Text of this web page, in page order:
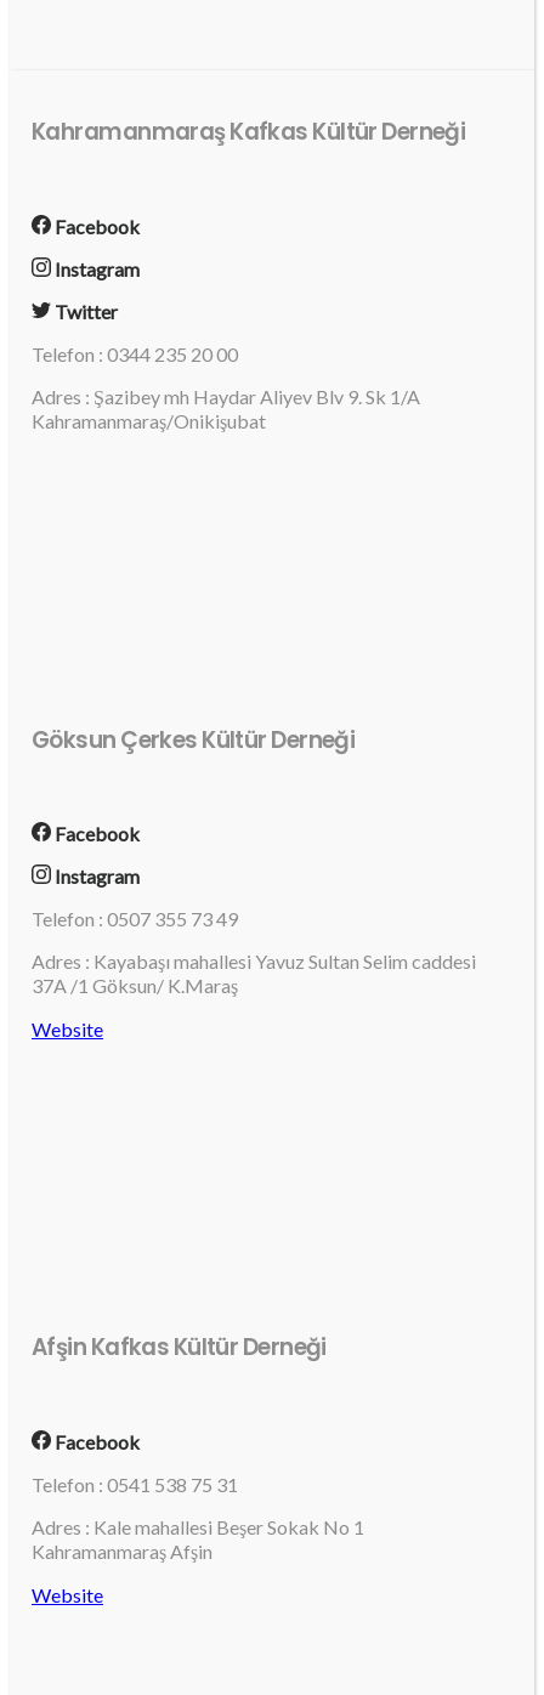
Kahramanmaraş Kafkas Kültür Derneği
Facebook
Instagram
Twitter
Telefon : 0344 235 20 00
Adres : Şazibey mh Haydar Aliyev Blv 9. Sk 1/A
Kahramanmaraş/Onikişubat
Göksun Çerkes Kültür Derneği
Facebook
Instagram
Telefon : 0507 355 73 49
Adres : Kayabaşı mahallesi Yavuz Sultan Selim caddesi
37A /1 Göksun/ K.Maraş
Website
Afşin Kafkas Kültür Derneği
Facebook
Telefon : 0541 538 75 31
Adres : Kale mahallesi Beşer Sokak No 1
Kahramanmaraş Afşin
Website